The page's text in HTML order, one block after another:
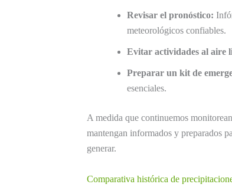
Revisar el pronóstico:
meteorológicos confiables.
Evitar actividades al aire
Preparar un kit de
esenciales.
A medida que continuemos
mantengan informados y preparados
generar.
Comparativa histórica de